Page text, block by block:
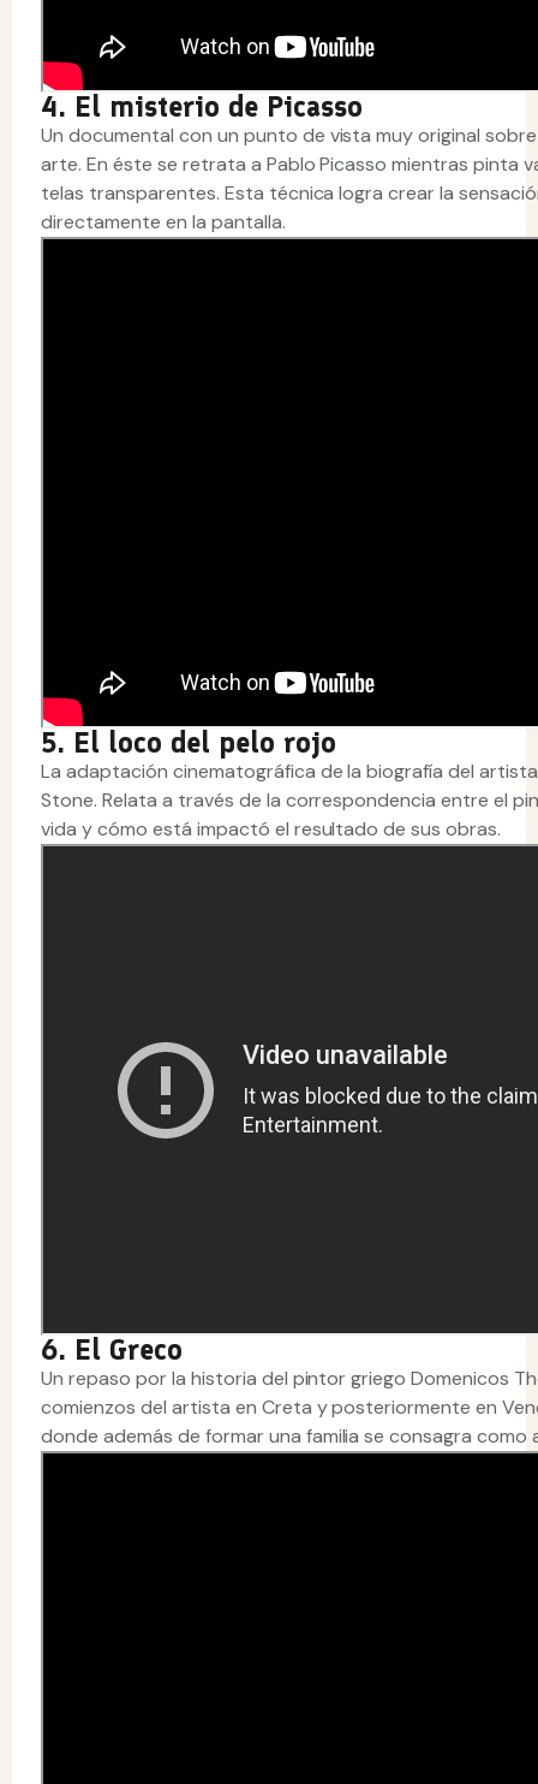
4. El misterio de Picasso
Un documental con un punto de vista muy original
arte. En éste se retrata a Pablo Picasso mientras pinta
telas transparentes. Esta técnica logra crear la
directamente en la pantalla.
5. El loco del pelo rojo
La adaptación cinematográfica de la biografía del
Stone. Relata a través de la correspondencia entre el
vida y cómo está impactó el resultado de sus obras.
6. El Greco
Un repaso por la historia del pintor griego Domenicos
comienzos del artista en Creta y posteriormente en
donde además de formar una familia se consagra como